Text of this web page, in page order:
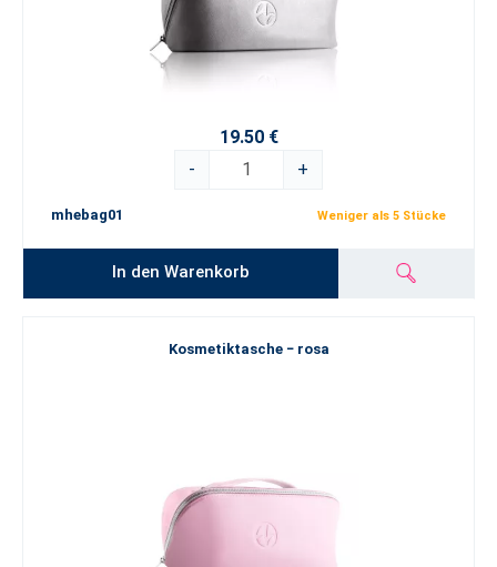
19.50 €
-
+
mhebag01 Weniger als 5 Stücke
In den Warenkorb
Kosmetiktasche − rosa